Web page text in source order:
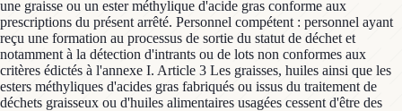
une graisse ou un ester méthylique d'acide gras conforme aux
prescriptions du présent arrêté. Personnel compétent : personnel ayant
reçu une formation au processus de sortie du statut de déchet et
notamment à la détection d'intrants ou de lots non conformes aux
critères édictés à l'annexe I. Article 3 Les graisses, huiles ainsi que les
esters méthyliques d'acides gras fabriqués ou issus du traitement de
déchets graisseux ou d'huiles alimentaires usagées cessent d'être des